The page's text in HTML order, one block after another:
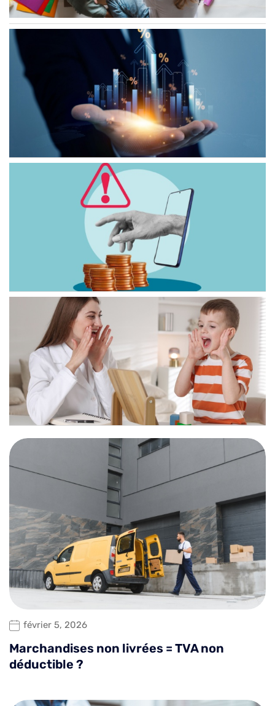
février 5, 2026
Marchandises non livrées = TVA non
déductible ?